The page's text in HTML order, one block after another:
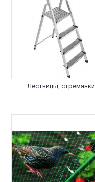
Лестницы, стремянки